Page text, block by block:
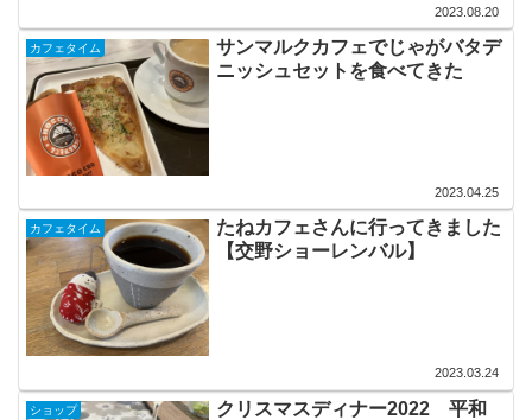
2023.08.20
カフェタイム
サンマルクカフェでじゃがバタデ
ニッシュセットを食べてきた
2023.04.25
カフェタイム
たねカフェさんに行ってきました
【交野ショーレンバル】
2023.03.24
ショップ
クリスマスディナー2022 平和